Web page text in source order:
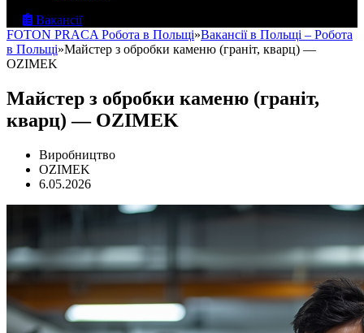
Вакансії
FOTON PRACA Робота в Польщі»Вакансії в Польщі – Робота
в Польщі»Майстер з обробки каменю (граніт, кварц) —
OZIMEK
Майстер з обробки каменю (граніт,
кварц) — OZIMEK
Виробництво
OZIMEK
6.05.2026